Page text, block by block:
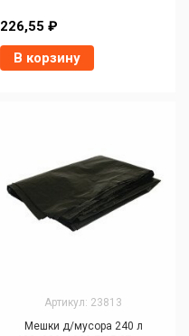
226,55 ₽
В корзину
Артикул: 23813
Мешки д/мусора 240 л